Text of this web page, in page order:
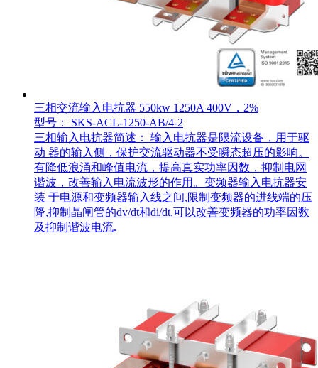
三相交流输入电抗器 550kw 1250A 400V，2%
型号： SKS-ACL-1250-AB/4-2
三相输入电抗器简述： 输入电抗器是限流设备，用于驱
动 器的输入侧，保护交流驱动器不受瞬态超压的影响。
有降低浪涌和峰值电流，提高真实功率因数，抑制电网
谐波，改善输入电流波形的作用。变频器输入电抗器安
装 于电源和变频器输入线之间,限制变频器的进线端的压
降,抑制晶闸管的dv/dt和di/dt,可以改善变频器的功率因数
及抑制谐波电流.